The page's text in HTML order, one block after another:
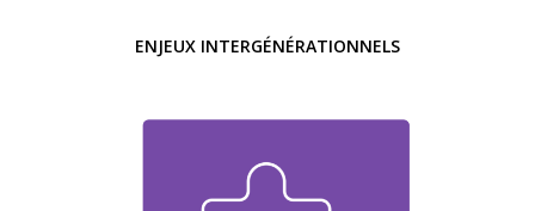
ENJEUX INTERGÉNÉRATIONNELS